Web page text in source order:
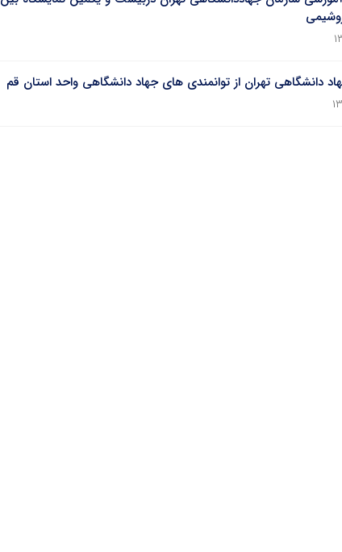
دانشگاهی تهران از توانمندی های جهاد دانشگاهی واحد استان قم